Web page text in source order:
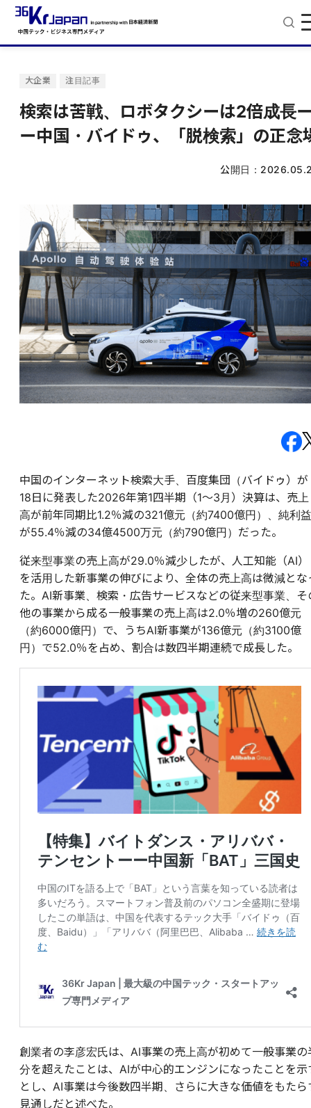
大企業 注目記事
検索は苦戦、ロボタクシーは2倍成長
ー中国・バイドゥ、「脱検索」の正念
公開日：
中国のインターネット検索大手、百度集団（バイドゥ）が
18日に発表した2026年第1四半期（1～3月）決算は、売上
高が前年同期比1.2％減の321億元（約7400億円）、純利益
が55.4％減の34億4500万元（約790億円）だった。
従来型事業の売上高が29.0％減少したが、人工知能（AI）
を活用した新事業の伸びにより、全体の売上高は微減とな
た。AI新事業、検索・広告サービスなどの従来型事業、そ
他の事業から成る一般事業の売上高は2.0％増の260億元
（約6000億円）で、うちAI新事業が136億元（約3100億
円）で52.0％を占め、割合は数四半期連続で成長した。
創業者の李彦宏氏は、AI事業の売上高が初めて一般事業の
分を超えたことは、AIが中心的エンジンになったことを示
とし、AI事業は今後数四半期、さらに大きな価値をもたら
見通しだと述べた。